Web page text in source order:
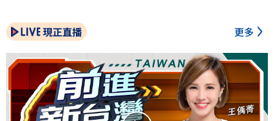
現正直播 更多